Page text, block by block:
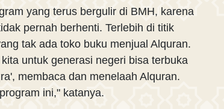
yang terus bergulir di BMH, karena
pernah berhenti. Terlebih di titik
tak ada toko buku menjual Alquran.
untuk generasi negeri bisa terbuka
membaca dan menelaah Alquran.
ini," katanya.